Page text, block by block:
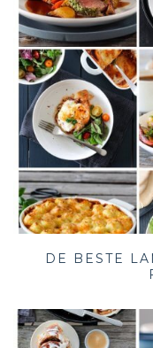
DE BESTE